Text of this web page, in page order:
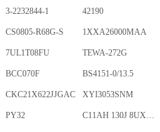
3-2232844-1 42190
CS0805-R68G-S 1XXA26000MAA
7UL1T08FU TEWA-272G
BCC070F BS4151-0/13.5
CKC21X622JJGAC XYI3053SNM
PY32 C11AH 130J 8UXLT